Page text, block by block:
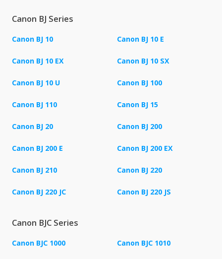
Canon BJ Series
Canon BJ 10 Canon BJ 10 E
Canon BJ 10 EX Canon BJ 10 SX
Canon BJ 10 U Canon BJ 100
Canon BJ 110 Canon BJ 15
Canon BJ 20 Canon BJ 200
Canon BJ 200 E Canon BJ 200 EX
Canon BJ 210 Canon BJ 220
Canon BJ 220 JC Canon BJ 220 JS
Canon BJC Series
Canon BJC 1000 Canon BJC 1010